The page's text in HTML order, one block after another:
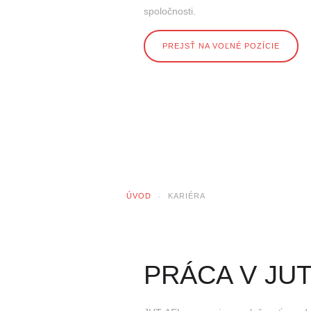
spoločnosti.
PREJSŤ NA VOĽNÉ POZÍCIE
ÚVOD KARIÉRA
PRÁCA V